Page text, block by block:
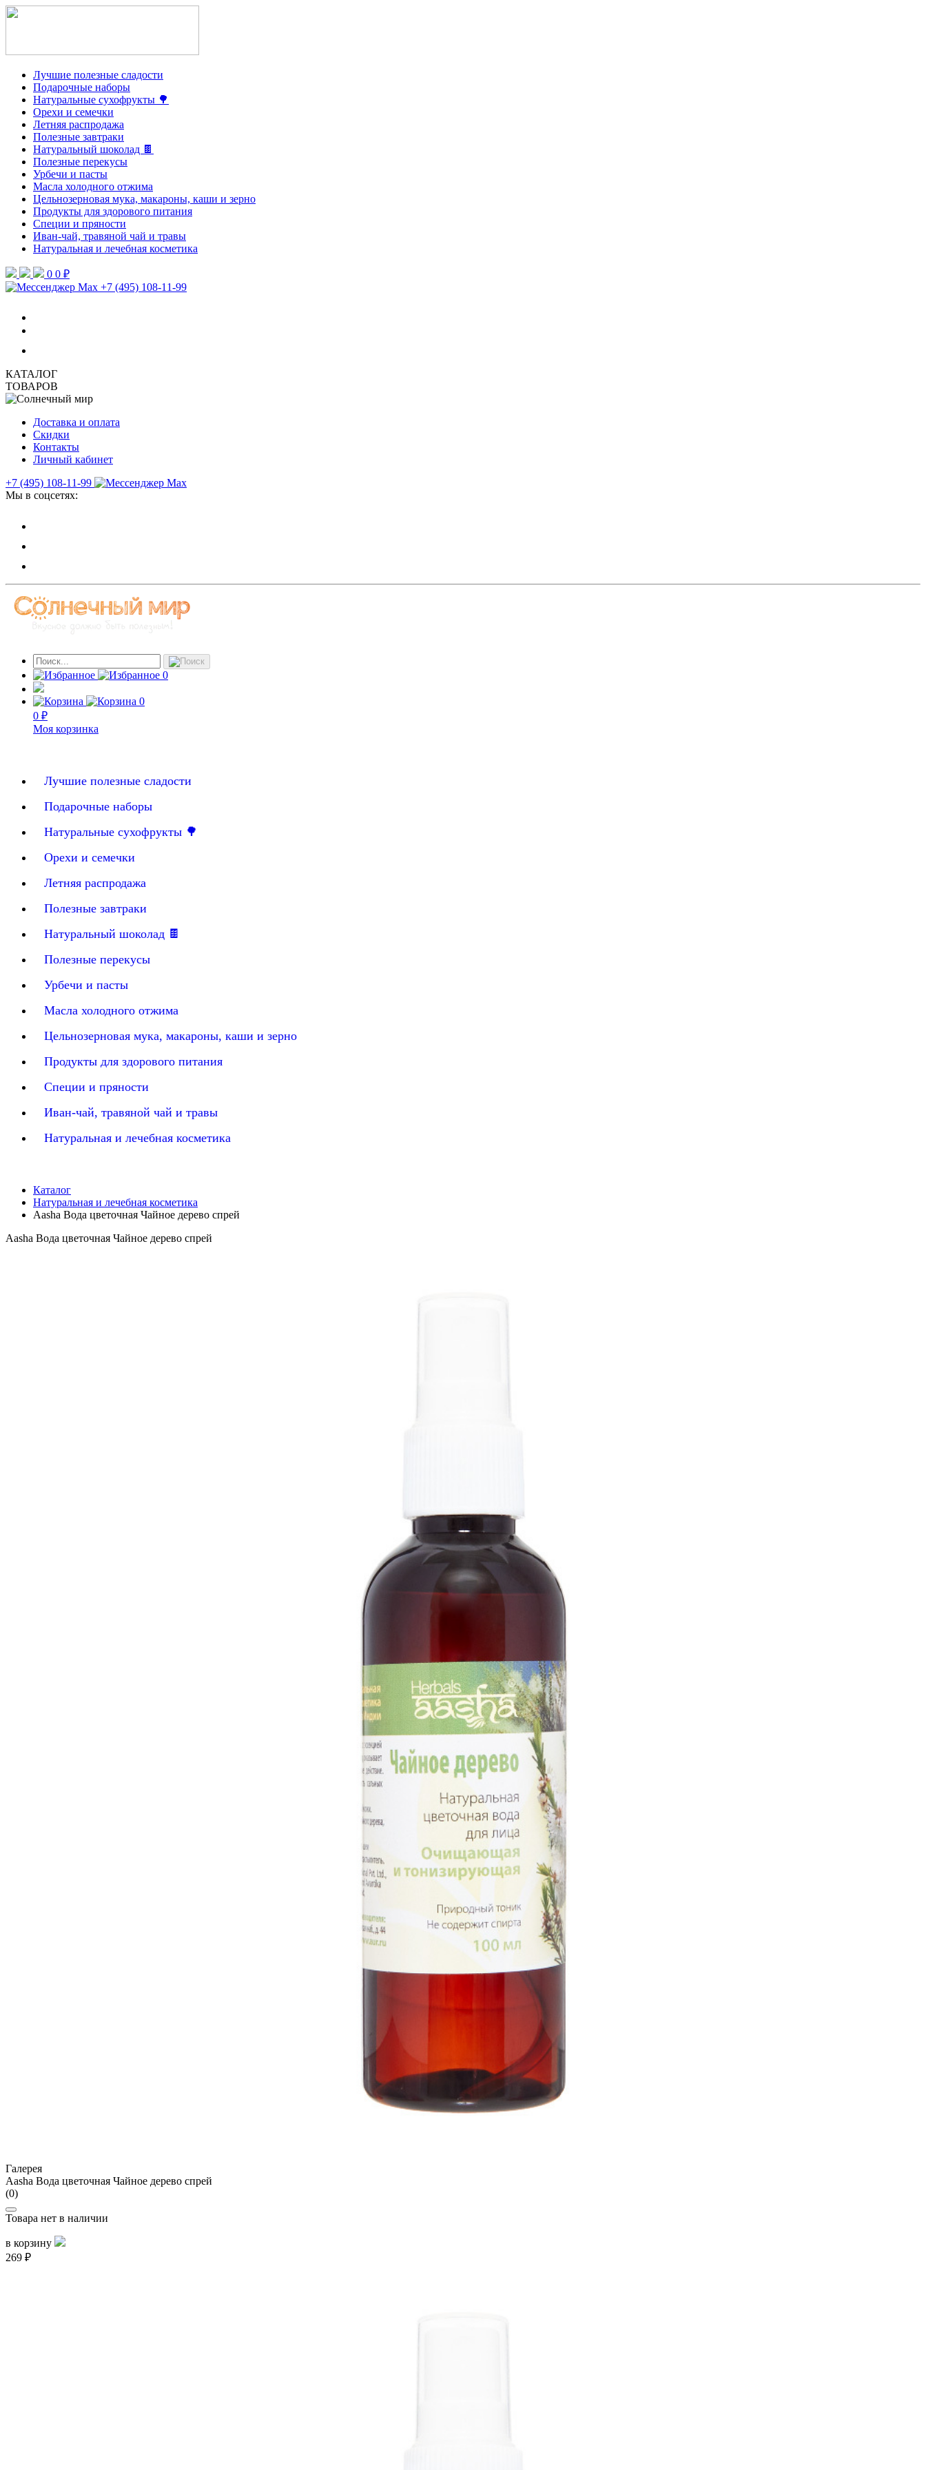
Лучшие полезные сладости
Подарочные наборы
Натуральные сухофрукты 🌳
Орехи и семечки
Летняя распродажа
Полезные завтраки
Натуральный шоколад 🍫
Полезные перекусы
Урбечи и пасты
Масла холодного отжима
Цельнозерновая мука, макароны, каши и зерно
Продукты для здорового питания
Специи и пряности
Иван-чай, травяной чай и травы
Натуральная и лечебная косметика
0 0 ₽
+7 (495) 108-11-99
КАТАЛОГ
ТОВАРОВ
Доставка и оплата
Скидки
Контакты
Личный кабинет
+7 (495) 108-11-99
Мы в соцсетях:
0
0
0 ₽
Моя корзинка
Лучшие полезные сладости
Подарочные наборы
Натуральные сухофрукты 🌳
Орехи и семечки
Летняя распродажа
Полезные завтраки
Натуральный шоколад 🍫
Полезные перекусы
Урбечи и пасты
Масла холодного отжима
Цельнозерновая мука, макароны, каши и зерно
Продукты для здорового питания
Специи и пряности
Иван-чай, травяной чай и травы
Натуральная и лечебная косметика
Каталог
Натуральная и лечебная косметика
Aasha Вода цветочная Чайное дерево спрей
Aasha Вода цветочная Чайное дерево спрей
Галерея
Aasha Вода цветочная Чайное дерево спрей
(0)
Товара нет в наличии
в корзину
269 ₽